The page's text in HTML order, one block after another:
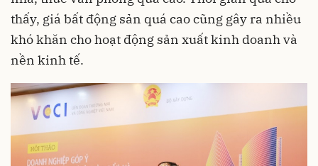
thấy, giá bất động sản quá cao cũng gây ra nhiều
khó khăn cho hoạt động sản xuất kinh doanh và
nền kinh tế.